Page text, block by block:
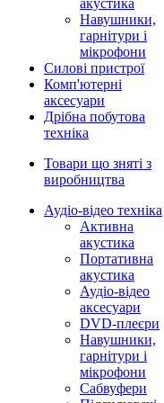
акустика
Навушники,
гарнітури і
мікрофони
Силові пристрої
Комп'ютерні
аксесуари
Дрібна побутова
техніка
Товари що зняті з
виробництва
Аудіо-відео техніка
Активна
акустика
Портативна
акустика
Аудіо-відео
аксесуари
DVD-плеєри
Навушники,
гарнітури і
мікрофони
Сабвуфери